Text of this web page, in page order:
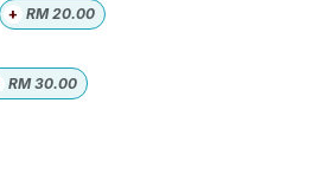
+ RM20.00
RM30.00